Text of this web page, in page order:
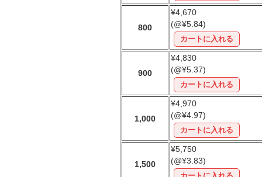
800
¥4,670
(@¥5.84)
900
¥4,830
(@¥5.37)
1,000
¥4,970
(@¥4.97)
1,500
¥5,750
(@¥3.83)